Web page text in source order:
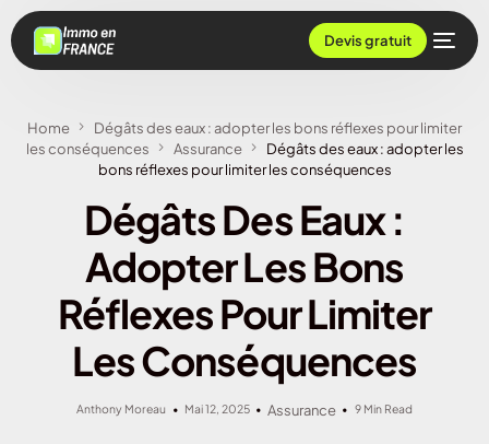
Devis gratuit
Home
Dégâts des eaux : adopter les bons réflexes pour limiter
les conséquences
Assurance
Dégâts des eaux : adopter les
bons réflexes pour limiter les conséquences
Dégâts Des Eaux :
Adopter Les Bons
Réflexes Pour Limiter
Les Conséquences
Anthony Moreau Mai 12, 2025 Assurance 9 Min Read